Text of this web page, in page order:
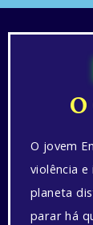
O jovem
violência
planeta
parar há